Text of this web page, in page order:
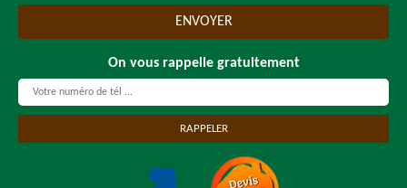
On vous rappelle gratuitement